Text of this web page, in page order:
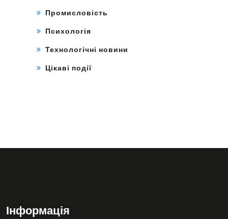
Промисловість
Психологія
Технологічні новини
Цікаві події
Інформація